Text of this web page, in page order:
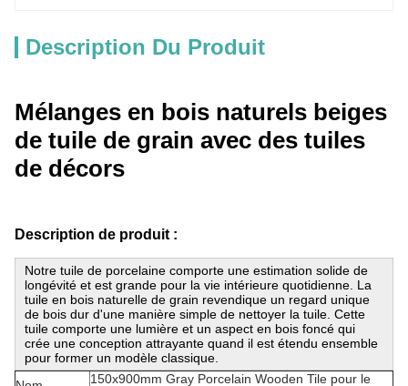
Description Du Produit
Mélanges en bois naturels beiges
de tuile de grain avec des tuiles
de décors
Description de produit :
Notre tuile de porcelaine comporte une estimation solide de
longévité et est grande pour la vie intérieure quotidienne. La
tuile en bois naturelle de grain revendique un regard unique
de bois dur d'une manière simple de nettoyer la tuile. Cette
tuile comporte une lumière et un aspect en bois foncé qui
crée une conception attrayante quand il est étendu ensemble
pour former un modèle classique.
150x900mm Gray Porcelain Wooden Tile pour le